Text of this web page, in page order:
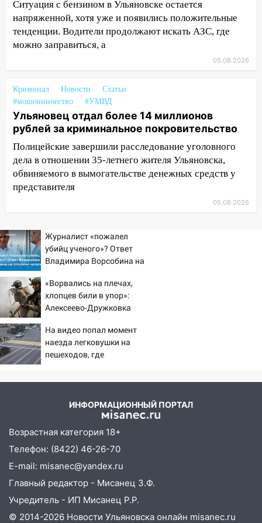
тридцатиградусная жара: какая будет
погода в четверг
06:00
Четыре года борьбы: ульяновские
юристы помогли женщине засудить УК
05:00
Кому 6 августа звезды сулят
прибыль, а кому — испытания на
прочность
05.08.2026
22:58 Соцсети: на проспекте Тюленева
ДТП с мотоциклистом
20:22 Мошенники обманули 92-летнюю
жительницу Ульяновской области
подвез троих незнакомцев на трассе и
заработал уголовное дело
18:14
Прогноз погоды на 6 августа в
Ульяновской области
18:00
Мотофристайл, рок и силовой
экстрим: в Ульяновске пройдет
большой фестиваль «Наше время»
17:30
Где есть бензин в Ульяновске 5
августа после рабочего дня: список АЗС
17:05 «Обыск» по видеосвязи: в
сообщницу мошенников
16:12 Едва не перерезал горло: в
Вешкайме посиделки с судимым
знакомым закончились для женщины
больницей
16:06 18-летняя девушка без прав
перевернулась на мопеде и попала в
больницу
Ситуация с бензином в Ульяновске остается
напряженной, хотя уже и появились положительные
тенденции. Водители продолжают искать АЗС, где
можно заправиться, а
05.08.2026
Криминал Новости
Статьи
#мошенничество
#УМВД
Ульяновец отдал более 14 миллионов
рублей за криминальное покровительство
Полицейские завершили расследование уголовного
дела в отношении 35-летнего жителя Ульяновска,
обвиняемого в вымогательстве денежных средств у
представителя
05.08.2026
Журналист «пожалел
убийц ученого»? Ответ
Владимира Ворсобина на
«Ворвались на плечах,
хлопцев били в упор»:
Алексеево-Дружковка
«птах Мадьяра»
На видео попал момент
наезда легковушки на
пешеходов, где
ИНФОРМАЦИОННЫЙ ПОРТАЛ
Возрастная категория 18+
Телефон: (8422) 46-26-70
E-mail: misanec@yandex.ru
Главный редактор - Мисанец З.Ф.
Учредитель - ИП Мисанец Р.Р.
© 2014-2026 Новости Ульяновска онлайн misanec.ru